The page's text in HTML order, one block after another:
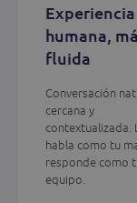
humana,
fluida
Conversación
cercana y
contextualizada.
habla como tu
responde como
equipo.